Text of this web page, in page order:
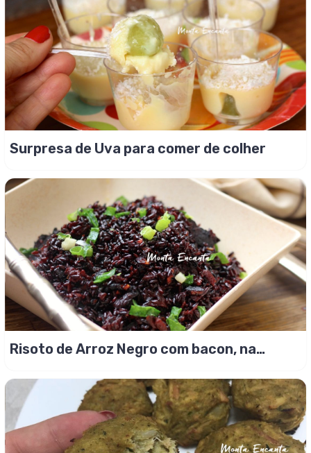
Surpresa de Uva para comer de colher
Risoto de Arroz Negro com bacon, na